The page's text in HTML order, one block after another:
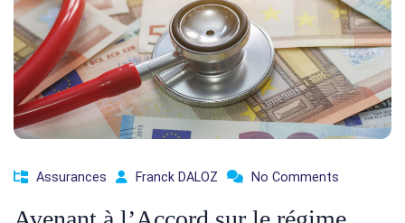
Assurances Franck DALOZ No Comments